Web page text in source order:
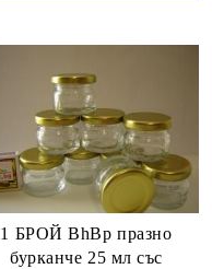
1 БРОЙ BhBp празно
бурканче 25 мл със